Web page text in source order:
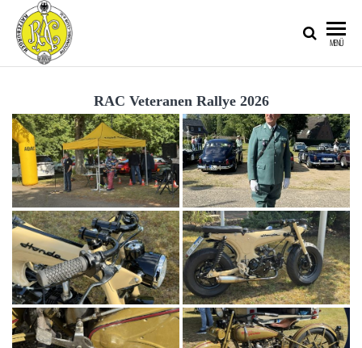
AUTOMOBIL-
CLUB IM
ADAC E.V.
MENÜ
RAC Veteranen Rallye 2026